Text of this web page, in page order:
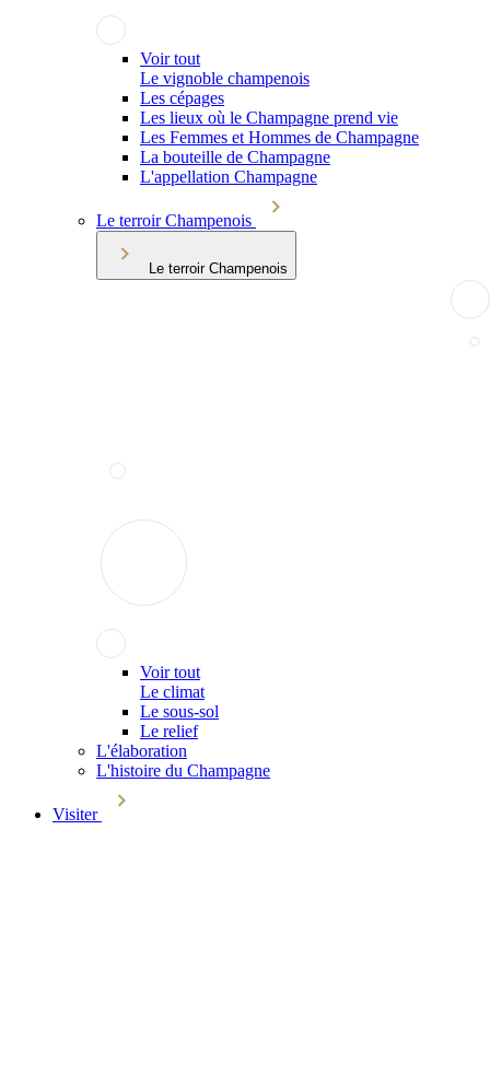
Voir tout
Le vignoble champenois
Les cépages
Les lieux où le Champagne prend vie
Les Femmes et Hommes de Champagne
La bouteille de Champagne
L'appellation Champagne
Le terroir Champenois
Le terroir Champenois
Voir tout
Le climat
Le sous-sol
Le relief
L'élaboration
L'histoire du Champagne
Visiter